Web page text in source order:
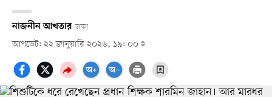
নাজনীন আখতার ঢাকা
আপডেট: ২২ জানুয়ারি ২০২৬, ১৯: ০০